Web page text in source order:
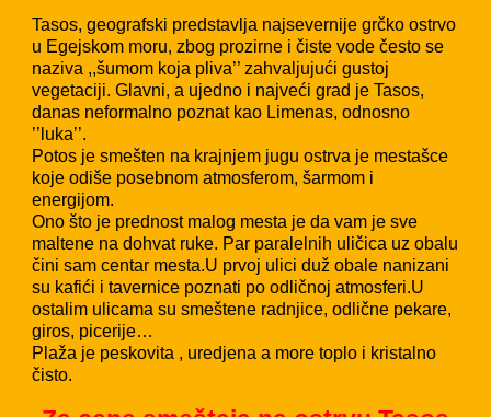
Tasos, geografski predstavlja najsevernije grčko ostrvo
u Egejskom moru, zbog prozirne i čiste vode često se
naziva ,,šumom koja pliva’’ zahvaljujući gustoj
vegetaciji. Glavni, a ujedno i najveći grad je Tasos,
danas neformalno poznat kao Limenas, odnosno
’’luka’’.
Potos je smešten na krajnjem jugu ostrva je mestašce
koje odiše posebnom atmosferom, šarmom i
energijom.
Ono što je prednost malog mesta je da vam je sve
maltene na dohvat ruke. Par paralelnih uličica uz obalu
čini sam centar mesta.U prvoj ulici duž obale nanizani
su kafići i tavernice poznati po odličnoj atmosferi.U
ostalim ulicama su smeštene radnjice, odlične pekare,
giros, picerije…
Plaža je peskovita , uredjena a more toplo i kristalno
čisto.